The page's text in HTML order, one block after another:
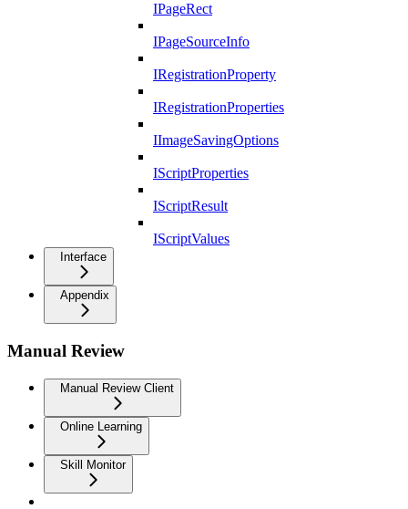
IPageRect
IPageSourceInfo
IRegistrationProperty
IRegistrationProperties
IImageSavingOptions
IScriptProperties
IScriptResult
IScriptValues
Interface
Appendix
Manual Review
Manual Review Client
Online Learning
Skill Monitor